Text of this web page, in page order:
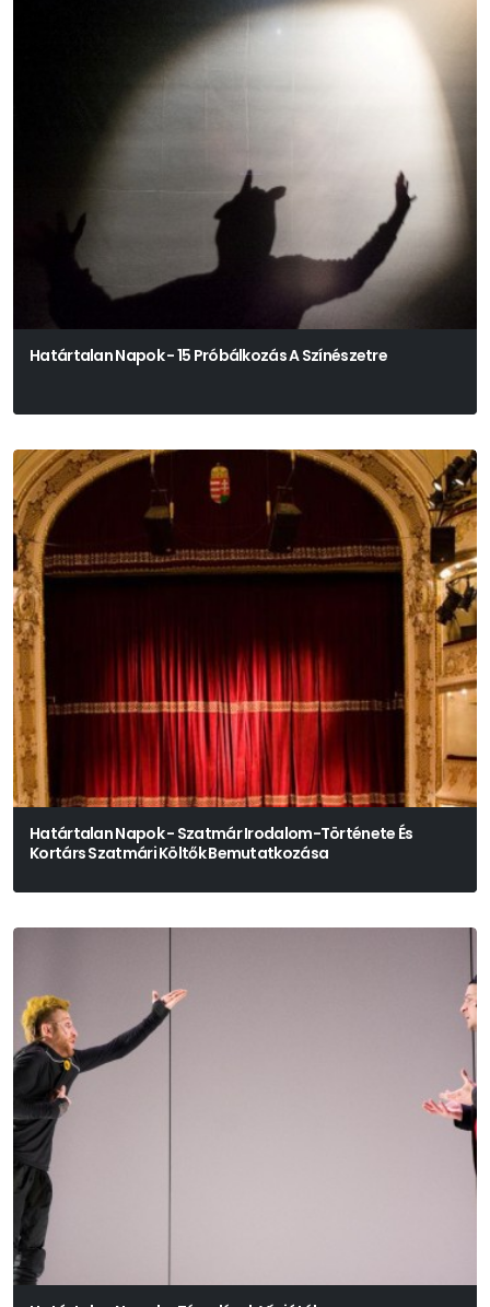
Határtalan Napok - 15 Próbálkozás A Színészetre
Határtalan Napok - Szatmár Irodalom-Története És
Kortárs Szatmári Költők Bemutatkozása